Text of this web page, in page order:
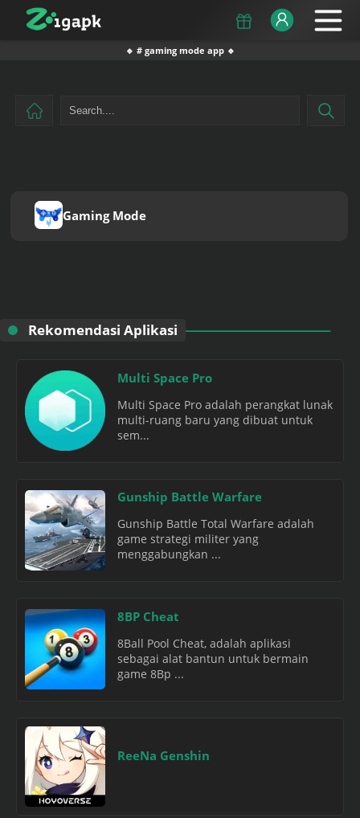
🔹 # gaming mode app 🔹
Gaming Mode
Rekomendasi Aplikasi
Multi Space Pro
Multi Space Pro adalah perangkat lunak
multi-ruang baru yang dibuat untuk
sem...
Gunship Battle Warfare
Gunship Battle Total Warfare adalah
game strategi militer yang
menggabungkan ...
8BP Cheat
8Ball Pool Cheat, adalah aplikasi
sebagai alat bantun untuk bermain
game 8Bp ...
ReeNa Genshin